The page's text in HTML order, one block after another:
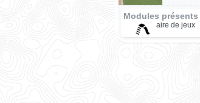
Modules
aire de jeux